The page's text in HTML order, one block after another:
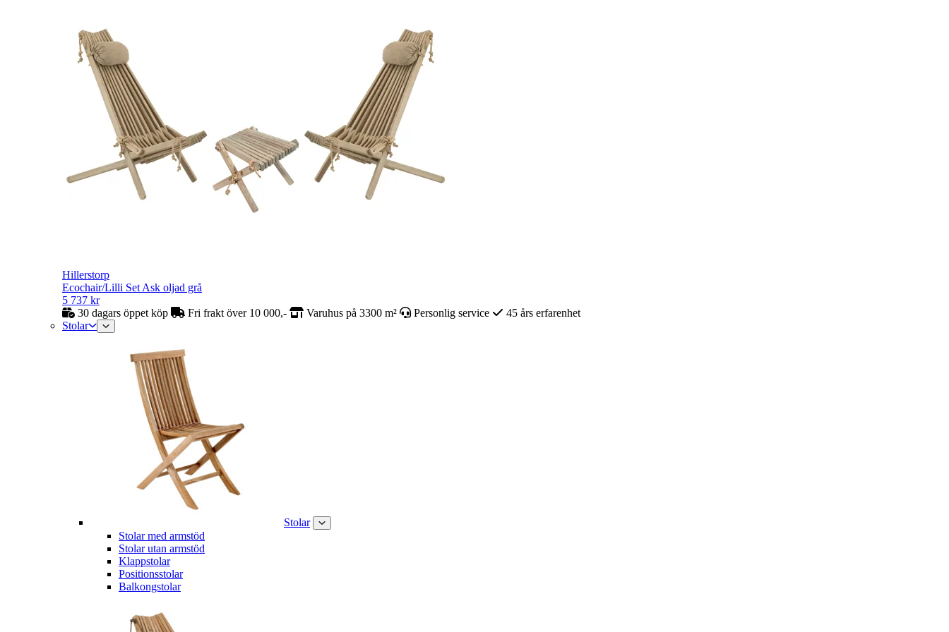
Hillerstorp
Ecochair/Lilli Set Ask oljad grå
5 737 kr
30 dagars öppet köp
Fri frakt över 10 000,- Varuhus på 3300 m² Personlig service
45 års erfarenhet
Stolar
Stolar
Stolar med armstöd
Stolar utan armstöd
Klappstolar
Positionsstolar
Balkongstolar